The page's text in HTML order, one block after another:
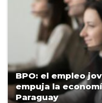
BPO: el empleo
empuja la
Paraguay